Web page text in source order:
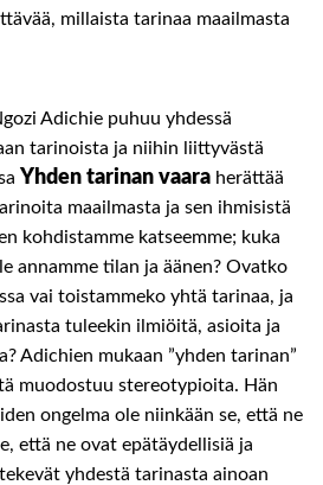
millaista tarinaa maailmasta
Adichie puhuu yhdessä
tarinoista ja niihin liittyvästä
Yhden tarinan vaara herättää
maailmasta ja sen ihmisistä
kohdistamme katseemme; kuka
annamme tilan ja äänen? Ovatko
vai toistammeko yhtä tarinaa, ja
tuleekin ilmiöitä, asioita ja
Adichien mukaan ”yhden tarinan”
muodostuu stereotypioita. Hän
ongelma ole niinkään se, että ne
että ne ovat epätäydellisiä ja
yhdestä tarinasta ainoan